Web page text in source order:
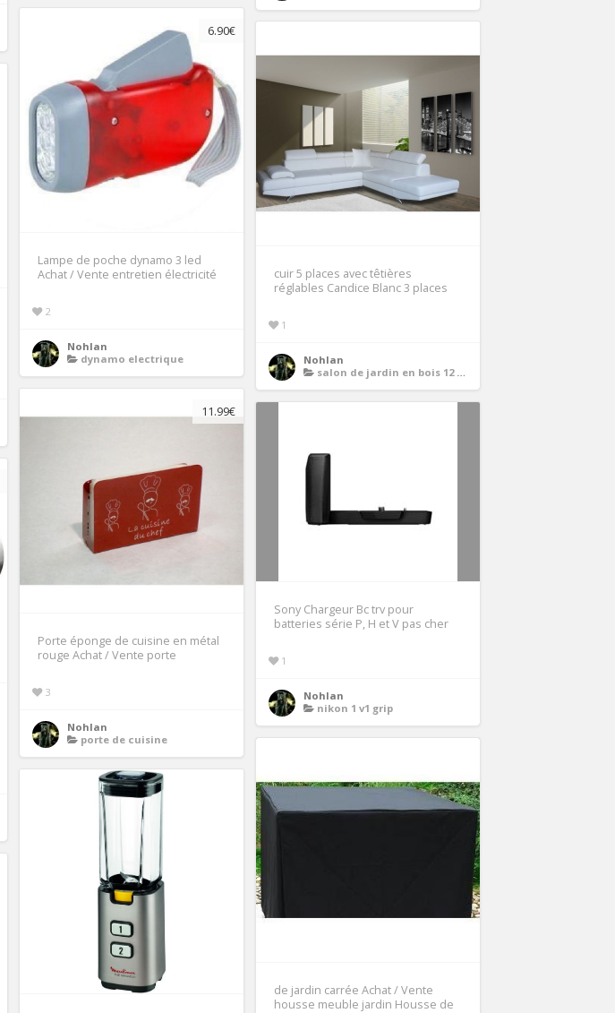
6.90€
Lampe de poche dynamo 3 led
Achat / Vente entretien électricité
2
Nohlan
dynamo electrique
cuir 5 places avec têtières
réglables Candice Blanc 3 places
1
Nohlan
salon de jardin en bois 12 places
11.99€
Porte éponge de cuisine en métal
rouge Achat / Vente porte
3
Nohlan
porte de cuisine
Sony Chargeur Bc trv pour
batteries série P, H et V pas cher
1
Nohlan
nikon 1 v1 grip
de jardin carrée Achat / Vente
housse meuble jardin Housse de